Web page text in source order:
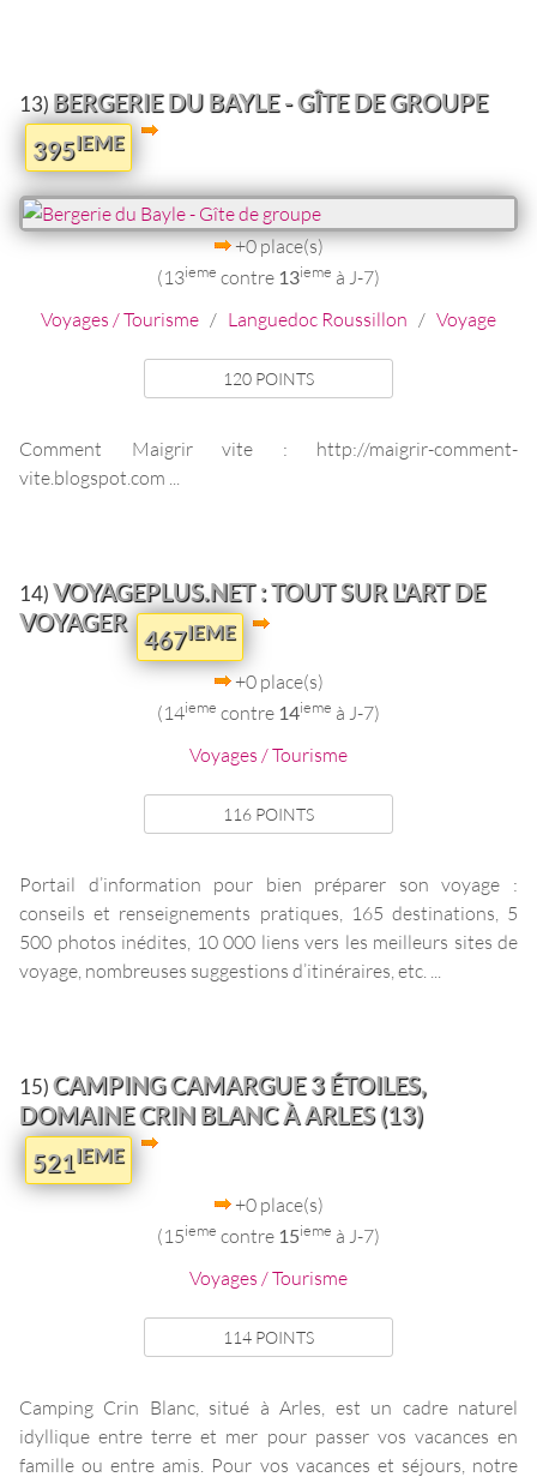
13) BERGERIE DU BAYLE - GÎTE DE GROUPE
395IEME
+0 place(s)
(13ieme contre 13ieme à J-7)
Voyages / Tourisme / Languedoc Roussillon / Voyage
120 POINTS
Comment Maigrir vite : http://maigrir-comment-
vite.blogspot.com ...
14)VOYAGEPLUS.NET : TOUT SUR L'ART DE
VOYAGER
467IEME
+0 place(s)
(14ieme contre 14ieme à J-7)
Voyages / Tourisme
116 POINTS
Portail d’information pour bien préparer son voyage :
conseils et renseignements pratiques, 165 destinations, 5
500 photos inédites, 10 000 liens vers les meilleurs sites de
voyage, nombreuses suggestions d’itinéraires, etc. ...
15)CAMPING CAMARGUE 3 ÉTOILES,
DOMAINE CRIN BLANC À ARLES (13)
521IEME
+0 place(s)
(15ieme contre 15ieme à J-7)
Voyages / Tourisme
114 POINTS
Camping Crin Blanc, situé à Arles, est un cadre naturel
idyllique entre terre et mer pour passer vos vacances en
famille ou entre amis. Pour vos vacances et séjours, notre